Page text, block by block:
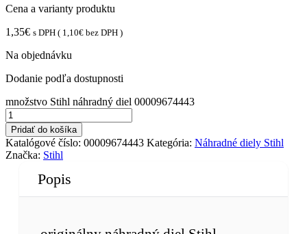
Cena a varianty produktu
1,35€ s DPH ( 1,10€ bez DPH )
Na objednávku
Dodanie podľa dostupnosti
množstvo Stihl náhradný diel 00009674443
Pridať do košíka
Katalógové číslo: 00009674443 Kategória: Náhradné diely Stihl
Značka: Stihl
Popis